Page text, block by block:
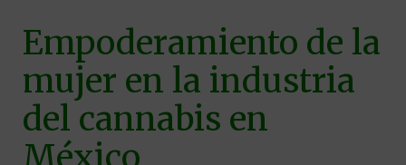
Empoderamiento de la
mujer en la industria
del cannabis en